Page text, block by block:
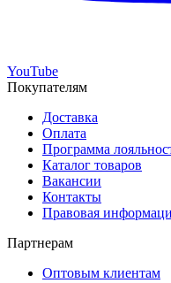
YouTube
Покупателям
Доставка
Оплата
Программа
Каталог товаров
Вакансии
Контакты
Правовая
Партнерам
Оптовым клиентам